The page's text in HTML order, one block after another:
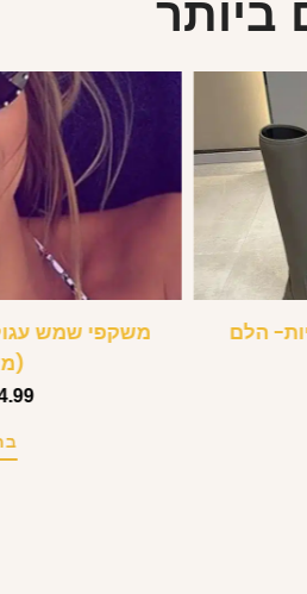
ביותר
הלם
משקפי שמש